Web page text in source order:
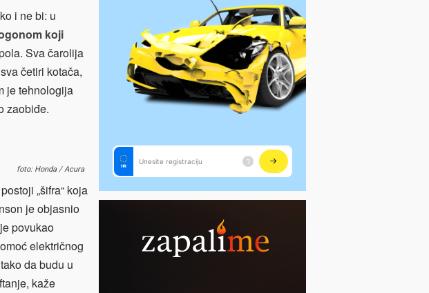
i ne bi: u
koji
Sva čarolija
četiri kotača,
je tehnologija
zaobiđe.
foto: Honda / Acura
„šifra“ koja
je objasnio
povukao
električnog
da budu u
kaže